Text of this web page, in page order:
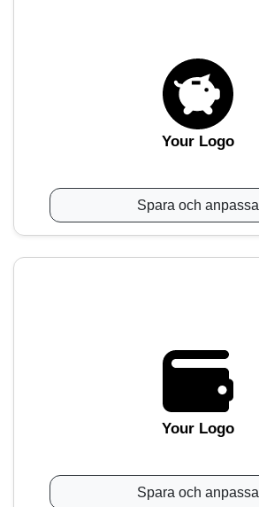
Your Logo
Spara och anpassa
Your Logo
Spara och anpassa